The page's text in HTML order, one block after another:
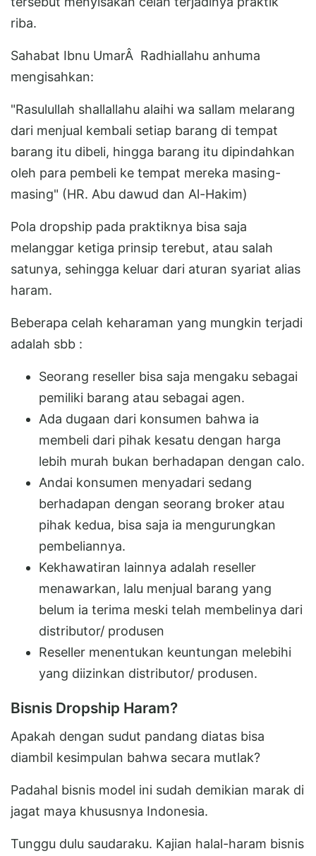
riba.
Sahabat Ibnu UmarÂ Radhiallahu anhuma
mengisahkan:
"Rasulullah shallallahu alaihi wa sallam melarang
dari menjual kembali setiap barang di tempat
barang itu dibeli, hingga barang itu dipindahkan
oleh para pembeli ke tempat mereka masing-
masing" (HR. Abu dawud dan Al-Hakim)
Pola dropship pada praktiknya bisa saja
melanggar ketiga prinsip terebut, atau salah
satunya, sehingga keluar dari aturan syariat alias
haram.
Beberapa celah keharaman yang mungkin terjadi
adalah sbb :
Seorang reseller bisa saja mengaku sebagai
pemiliki barang atau sebagai agen.
Ada dugaan dari konsumen bahwa ia
membeli dari pihak kesatu dengan harga
lebih murah bukan berhadapan dengan calo.
Andai konsumen menyadari sedang
berhadapan dengan seorang broker atau
pihak kedua, bisa saja ia mengurungkan
pembeliannya.
Kekhawatiran lainnya adalah reseller
menawarkan, lalu menjual barang yang
belum ia terima meski telah membelinya dari
distributor/ produsen
Reseller menentukan keuntungan melebihi
yang diizinkan distributor/ produsen.
Bisnis Dropship Haram?
Apakah dengan sudut pandang diatas bisa
diambil kesimpulan bahwa secara mutlak?
Padahal bisnis model ini sudah demikian marak di
jagat maya khususnya Indonesia.
Tunggu dulu saudaraku. Kajian halal-haram bisnis